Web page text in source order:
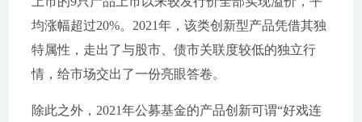
均涨幅超过20%。2021年，该类创新型产品凭借其独
特属性，走出了与股市、债市关联度较低的独立行
情，给市场交出了一份亮眼答卷。
除此之外，2021年公募基金的产品创新可谓“好戏连